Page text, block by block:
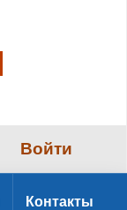
Войти
Контакты